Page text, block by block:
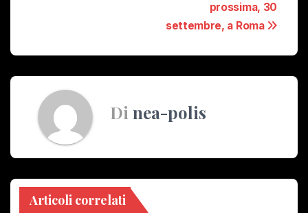
prossima, 30
settembre, a Roma
Di nea-polis
Articoli correlati